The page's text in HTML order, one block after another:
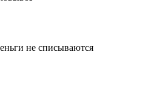
не списываются